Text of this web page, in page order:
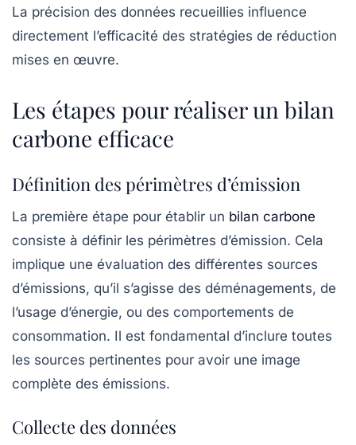
La précision des données recueillies influence
directement l’efficacité des stratégies de réduction
mises en œuvre.
Les étapes pour réaliser un bilan
carbone efficace
Définition des périmètres d’émission
La première étape pour établir un bilan carbone
consiste à définir les périmètres d’émission. Cela
implique une évaluation des différentes sources
d’émissions, qu’il s’agisse des déménagements, de
l’usage d’énergie, ou des comportements de
consommation. Il est fondamental d’inclure toutes
les sources pertinentes pour avoir une image
complète des émissions.
Collecte des données